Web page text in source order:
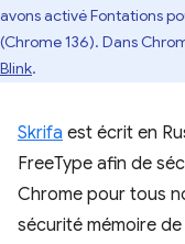
avons activé Fontations
(Chrome 136). Dans
Blink.
Skrifa est écrit en
FreeType afin de
Chrome pour tous
sécurité mémoire